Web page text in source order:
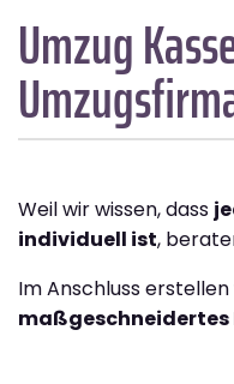
Umzug
Weil wir wissen, dass
individuell ist,
Im Anschluss
maßgeschneidertes